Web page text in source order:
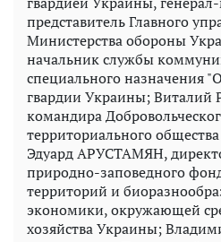
представитель Главного
Министерства обороны
начальник службы
специального назначения
гвардии Украины; Виталий
командира
территориального
Эдуард АРУСТАМЯН,
природно-заповедного
территорий и
экономики, окружающей
хозяйства Украины;